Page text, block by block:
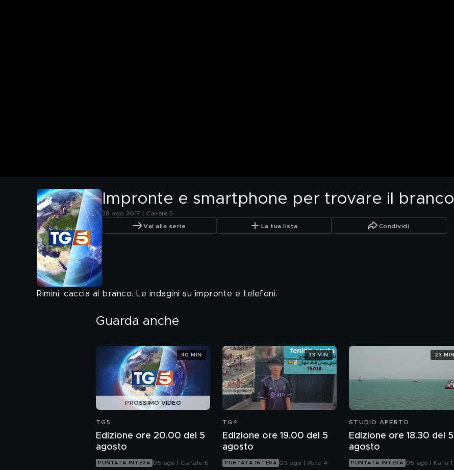
Impronte e smartphone per trovare il branco
28 ago 2017 | Canale 5
Vai alla serie La tua lista Condividi
Rimini, caccia al branco. Le indagini su impronte e telefoni.
Guarda anche
PROSSIMO VIDEO
TG5
Edizione ore 20.00 del 5
agosto
PUNTATA INTERA 05 ago | Canale 5
40 MIN
TG4
Edizione ore 19.00 del 5
agosto
PUNTATA INTERA 05 ago | Rete 4
33 MIN
STUDIO APERTO
Edizione ore 18.30 del 5
agosto
PUNTATA INTERA 05 ago | Italia 1
23 MIN